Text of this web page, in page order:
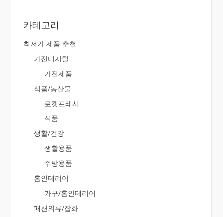
카테고리
최저가 제품 추천
가전디지털
가전제품
식품/농산물
로켓프레시
식품
생활/건강
생활용품
주방용품
홈인테리어
가구/홈인테리어
패션의류/잡화